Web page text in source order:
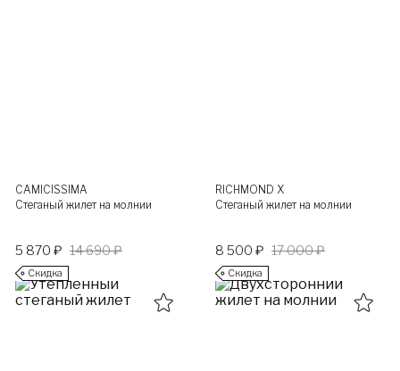
CAMICISSIMA
Стеганый жилет на молнии
5 870 ₽ 14 690 ₽
Скидка
RICHMOND X
Стеганый жилет на молнии
8 500 ₽ 17 000 ₽
Скидка